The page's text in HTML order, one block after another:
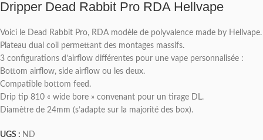
Dripper Dead Rabbit Pro RDA Hellvape
Voici le Dead Rabbit Pro, RDA modèle de polyvalence made by Hellvape.
Plateau dual coil permettant des montages massifs.
3 configurations d’airflow différentes pour une vape personnalisée :
Bottom airflow, side airflow ou les deux.
Compatible bottom feed.
Drip tip 810 « wide bore » convenant pour un tirage DL.
Diamètre de 24mm (s’adapte sur la majorité des box).
UGS : ND